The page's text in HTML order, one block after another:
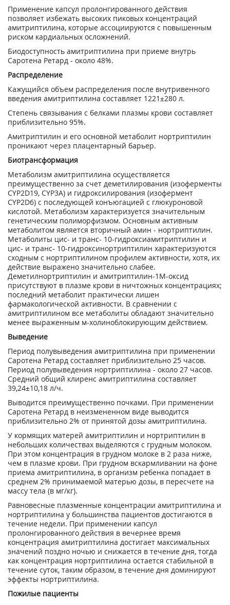
Применение капсул пролонгированного действия
позволяет избежать высоких пиковых концентраций
амитриптилина, которые ассоциируются с повышенным
риском кардиальных осложнений.
Биодоступность амитриптилина при приеме внутрь
Саротена Ретард - около 48%.
Распределение
Кажущийся объем распределения после внутривенного
введения амитриптилина составляет 1221±280 л.
Степень связывания с белками плазмы крови составляет
приблизительно 95%.
Амитриптилин и его основной метаболит нортриптилин
проникают через плацентарный барьер.
Биотрансформация
Метаболизм амитриптилина осуществляется
преимущественно за счет деметилирования (изоферменты
CYP2D19, CYP3A) и гидроксилирования (изофермент
CYP2D6) с последующей конъюгацией с глюкуроновой
кислотой. Метаболизм характеризуется значительным
генетическим полиморфизмом. Основным активным
метаболитом является вторичный амин - нортриптилин.
Метаболиты цис- и транс- 10-гидроксиамитриптилин и
цис- и транс- 10-гидроксинортриптилин характеризуются
сходным с нортриптилином профилем активности, хотя, их
действие выражено значительно слабее.
Деметилнортриптилин и амитриптилин-1М-оксид
присутствуют в плазме крови в ничтожных концентрациях;
последний метаболит практически лишен
фармакологической активности. В сравнении с
амитриптилином все метаболиты обладают значительно
менее выраженным м-холиноблокирующим действием.
Выведение
Период полувыведения амитриптилина при применении
Саротена Ретард составляет приблизительно 25 часов.
Период полувыведения нортриптилина - около 27 часов.
Средний общий клиренс амитриптилина составляет
39,24±10,18 л/ч.
Выводится преимущественно почками. При применении
Саротена Ретард в неизмененном виде выводится
приблизительно 2% от принятой дозы амитриптилина.
У кормящих матерей амитриптилин и нортриптилин в
небольших количествах выделяются с грудным молоком.
При этом концентрация в грудном молоке в 2 раза ниже,
чем в плазме крови. При грудном вскармливании на фоне
приема амитриптилина, в организм ребенка попадает в
среднем 2% принимаемой матерью дозы, в пересчете на
массу тела (в мг/кг).
Равновесные плазменные концентрации амитриптилина и
нортриптилина у большинства пациентов достигаются в
течение недели. При применении капсул
пролонгированного действия в вечернее время
концентрация амитриптилина достигает максимальных
значений поздно ночью и снижается в течение дня, тогда
как концентрация нортриптилина остается стабильной в
течение суток, таким образом, в течение дня доминируют
эффекты нортриптилина.
Пожилые пациенты